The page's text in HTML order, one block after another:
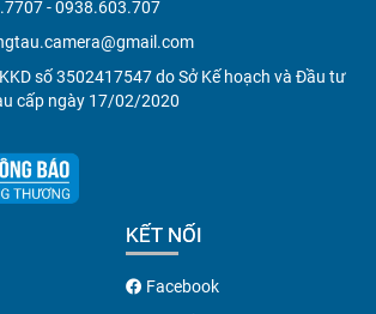
-0938.603.707
số 3502417547 do Sở Kế hoạch và Đầu tư
cấp ngày 17/02/2020
KẾT NỐI
Facebook